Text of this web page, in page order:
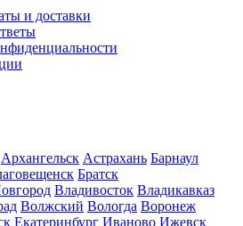
и доставки
Архангельск Астрахань Барнаул
Братск
Владивосток Владикавказ
Волжский Вологда Воронеж
Екатеринбург Иваново Ижевск